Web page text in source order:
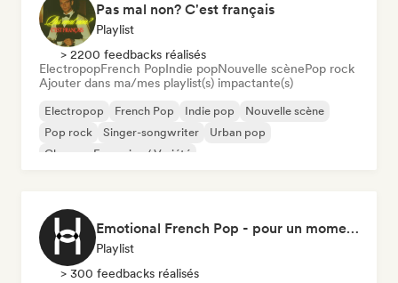
Pas mal non? C'est français
Playlist
> 2200 feedbacks réalisés
ElectropopFrench PopIndie popNouvelle scènePop rock
Ajouter dans ma/mes playlist(s) impactante(s)
Electropop French Pop Indie pop
Nouvelle scène
Pop rock
Singer-songwriter
Urban pop
Chanson Française / Variété
Emotional French Pop - pour un moment tranquille
Playlist
> 300 feedbacks réalisés